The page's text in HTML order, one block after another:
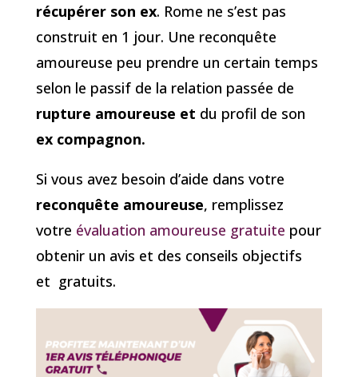
récupérer son ex. Rome ne s’est pas
construit en 1 jour. Une reconquête
amoureuse peu prendre un certain temps
selon le passif de la relation passée de
rupture amoureuse et du profil de son
ex compagnon.
Si vous avez besoin d’aide dans votre
reconquête amoureuse, remplissez
votre évaluation amoureuse gratuite pour
obtenir un avis et des conseils objectifs
et gratuits.